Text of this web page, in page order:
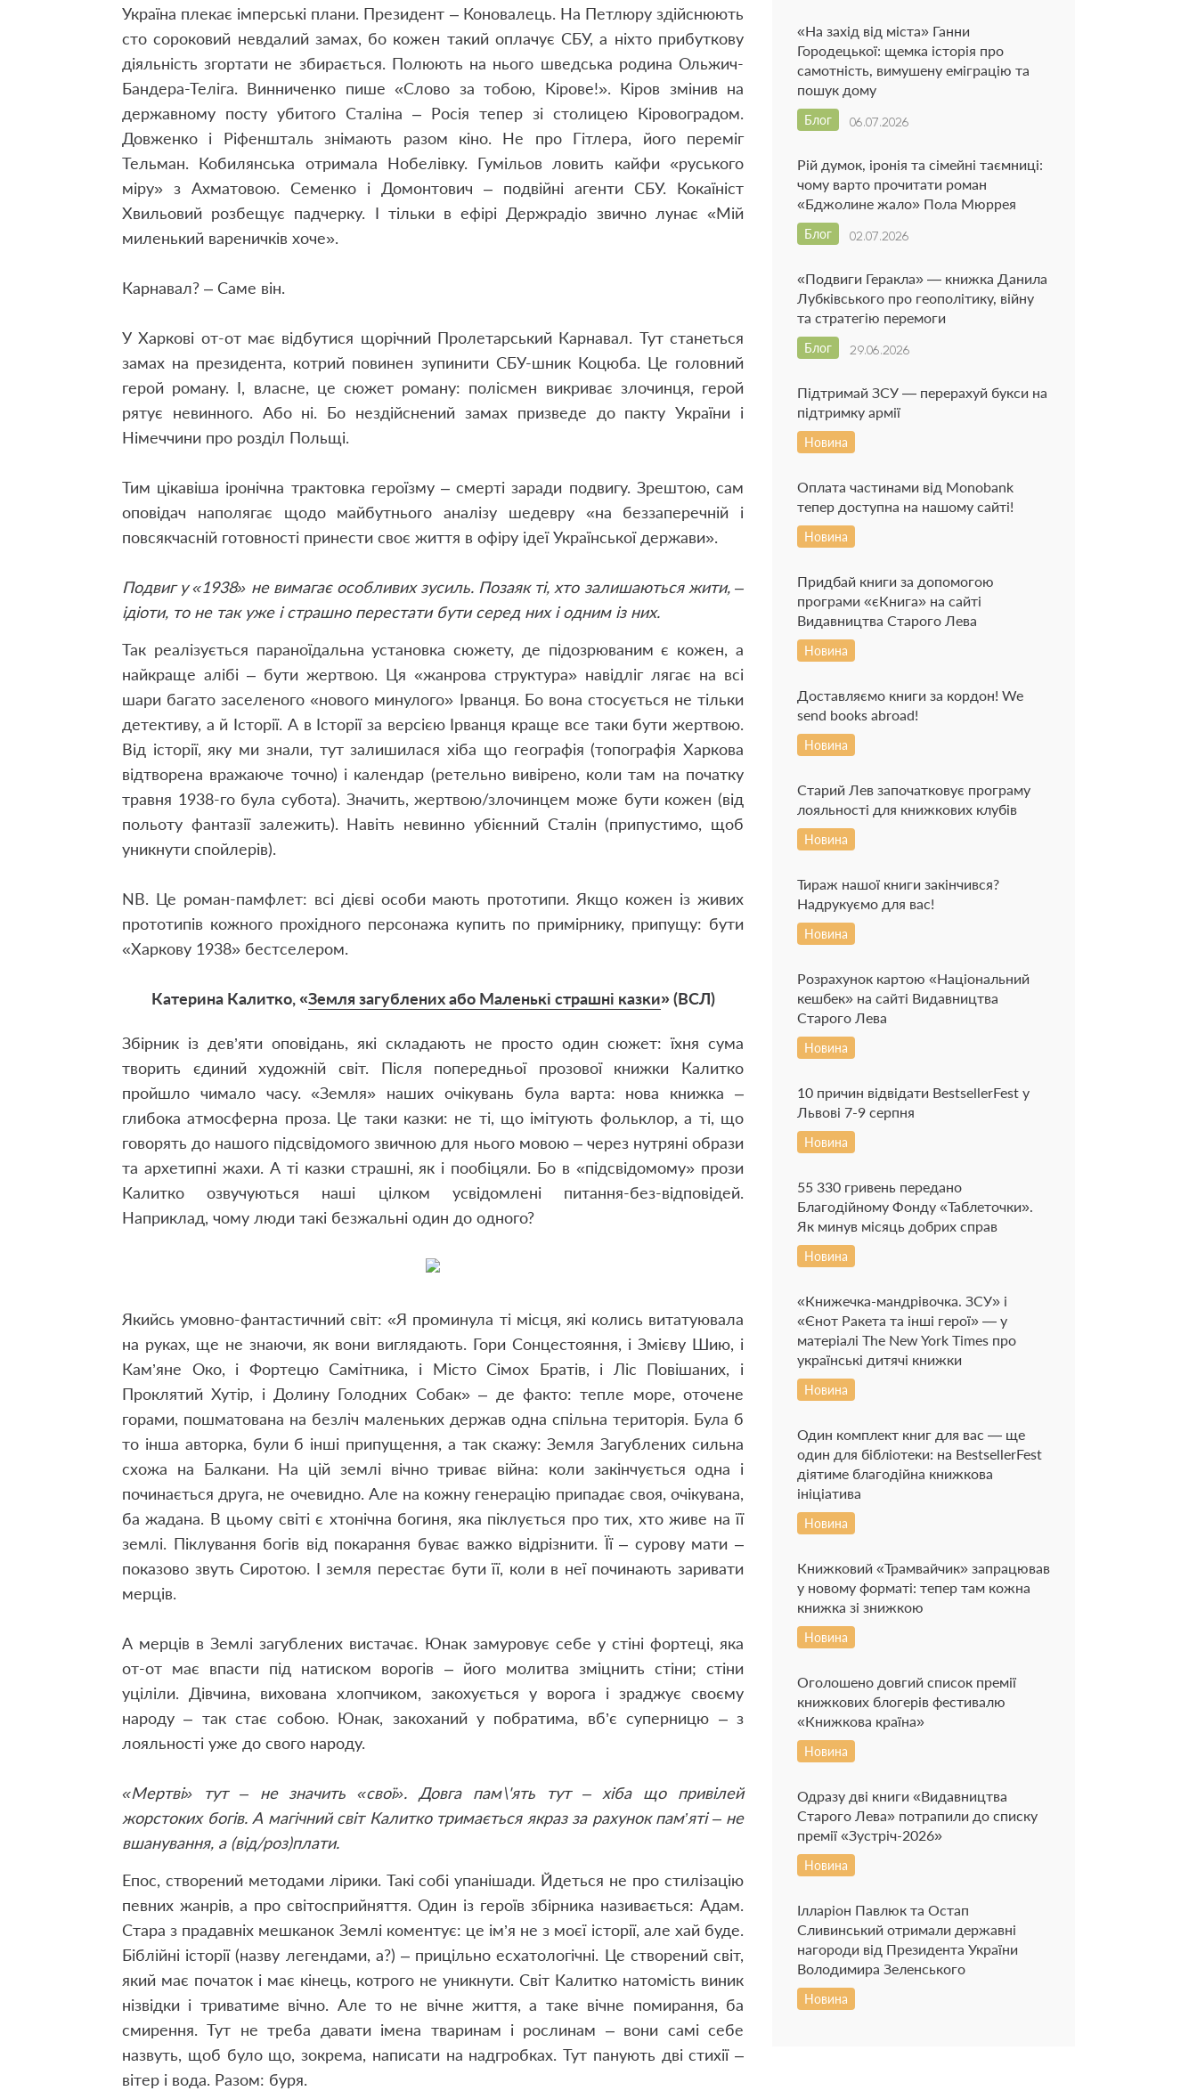
Україна плекає імперські плани. Президент – Коновалець. На Петлюру здійснюють
сто сороковий невдалий замах, бо кожен такий оплачує СБУ, а ніхто прибуткову
діяльність згортати не збирається. Полюють на нього шведська родина Ольжич-
Бандера-Теліга. Винниченко пише «Слово за тобою, Кірове!». Кіров змінив на
державному посту убитого Сталіна – Росія тепер зі столицею Кіровоградом.
Довженко і Ріфеншталь знімають разом кіно. Не про Гітлера, його переміг
Тельман. Кобилянська отримала Нобелівку. Гумільов ловить кайфи «руського
міру» з Ахматовою. Семенко і Домонтович – подвійні агенти СБУ. Кокаїніст
Хвильовий розбещує падчерку. І тільки в ефірі Держрадіо звично лунає «Мій
миленький вареничків хоче».
Карнавал? – Саме він.
У Харкові от-от має відбутися щорічний Пролетарський Карнавал. Тут станеться
замах на президента, котрий повинен зупинити СБУ-шник Коцюба. Це головний
герой роману. І, власне, це сюжет роману: полісмен викриває злочинця, герой
рятує невинного. Або ні. Бо нездійснений замах призведе до пакту України і
Німеччини про розділ Польщі.
Тим цікавіша іронічна трактовка героїзму – смерті заради подвигу. Зрештою, сам
оповідач наполягає щодо майбутнього аналізу шедевру «на беззаперечній і
повсякчасній готовності принести своє життя в офіру ідеї Української держави».
Подвиг у «1938» не вимагає особливих зусиль. Позаяк ті, хто залишаються жити, –
ідіоти, то не так уже і страшно перестати бути серед них і одним із них.
Так реалізується параноїдальна установка сюжету, де підозрюваним є кожен, а
найкраще алібі – бути жертвою. Ця «жанрова структура» навідліг лягає на всі
шари багато заселеного «нового минулого» Ірванця. Бо вона стосується не тільки
детективу, а й Історії. А в Історії за версією Ірванця краще все таки бути жертвою.
Від історії, яку ми знали, тут залишилася хіба що географія (топографія Харкова
відтворена вражаюче точно) і календар (ретельно вивірено, коли там на початку
травня 1938-го була субота). Значить, жертвою/злочинцем може бути кожен (від
польоту фантазії залежить). Навіть невинно убієнний Сталін (припустимо, щоб
уникнути спойлерів).
NB. Це роман-памфлет: всі дієві особи мають прототипи. Якщо кожен із живих
прототипів кожного прохідного персонажа купить по примірнику, припущу: бути
«Харкову 1938» бестселером.
Катерина Калитко, «Земля загублених або Маленькі страшні казки» (ВСЛ)
Збірник із дев’яти оповідань, які складають не просто один сюжет: їхня сума
творить єдиний художній світ. Після попередньої прозової книжки Калитко
пройшло чимало часу. «Земля» наших очікувань була варта: нова книжка –
глибока атмосферна проза. Це таки казки: не ті, що імітують фольклор, а ті, що
говорять до нашого підсвідомого звичною для нього мовою – через нутряні образи
та архетипні жахи. А ті казки страшні, як і пообіцяли. Бо в «підсвідомому» прози
Калитко озвучуються наші цілком усвідомлені питання-без-відповідей.
Наприклад, чому люди такі безжальні один до одного?
Якийсь умовно-фантастичний світ: «Я проминула ті місця, які колись витатуювала
на руках, ще не знаючи, як вони виглядають. Гори Сонцестояння, і Змієву Шию, і
Кам’яне Око, і Фортецю Самітника, і Місто Сімох Братів, і Ліс Повішаних, і
Проклятий Хутір, і Долину Голодних Собак» – де факто: тепле море, оточене
горами, пошматована на безліч маленьких держав одна спільна територія. Була б
то інша авторка, були б інші припущення, а так скажу: Земля Загублених сильна
схожа на Балкани. На цій землі вічно триває війна: коли закінчується одна і
починається друга, не очевидно. Але на кожну генерацію припадає своя, очікувана,
ба жадана. В цьому світі є хтонічна богиня, яка піклується про тих, хто живе на її
землі. Піклування богів від покарання буває важко відрізнити. Її – сурову мати –
показово звуть Сиротою. І земля перестає бути її, коли в неї починають заривати
мерців.
А мерців в Землі загублених вистачає. Юнак замуровує себе у стіні фортеці, яка
от-от має впасти під натиском ворогів – його молитва зміцнить стіни; стіни
уціліли. Дівчина, вихована хлопчиком, закохується у ворога і зраджує своєму
народу – так стає собою. Юнак, закоханий у побратима, вб’є суперницю – з
лояльності уже до свого народу.
«Мертві» тут – не значить «свої». Довга пам\'ять тут – хіба що привілей
жорстоких богів. А магічний світ Калитко тримається якраз за рахунок пам’яті – не
вшанування, а (від/роз)плати.
Епос, створений методами лірики. Такі собі упанішади. Йдеться не про стилізацію
певних жанрів, а про світосприйняття. Один із героїв збірника називається: Адам.
Стара з прадавніх мешканок Землі коментує: це ім’я не з моєї історії, але хай буде.
Біблійні історії (назву легендами, а?) – прицільно есхатологічні. Це створений світ,
який має початок і має кінець, котрого не уникнути. Світ Калитко натомість виник
нізвідки і триватиме вічно. Але то не вічне життя, а таке вічне помирання, ба
смирення. Тут не треба давати імена тваринам і рослинам – вони самі себе
назвуть, щоб було що, зокрема, написати на надгробках. Тут панують дві стихії –
вітер і вода. Разом: буря.
«На захід від міста» Ганни
Городецької: щемка історія про
самотність, вимушену еміграцію та
пошук дому
06.07.2026
Блог
Рій думок, іронія та сімейні таємниці:
чому варто прочитати роман
«Бджолине жало» Пола Мюррея
02.07.2026
Блог
«Подвиги Геракла» — книжка Данила
Лубківського про геополітику, війну
та стратегію перемоги
29.06.2026
Блог
Підтримай ЗСУ — перерахуй букси на
підтримку армії
Новина
Оплата частинами від Monobank
тепер доступна на нашому сайті!
Новина
Придбай книги за допомогою
програми «єКнига» на сайті
Видавництва Старого Лева
Новина
Доставляємо книги за кордон! We
send books abroad!
Новина
Старий Лев започатковує програму
лояльності для книжкових клубів
Новина
Тираж нашої книги закінчився?
Надрукуємо для вас!
Новина
Розрахунок картою «Національний
кешбек» на сайті Видавництва
Старого Лева
Новина
10 причин відвідати BestsellerFest у
Львові 7-9 серпня
Новина
55 330 гривень передано
Благодійному Фонду «Таблеточки».
Як минув місяць добрих справ
Новина
«Книжечка-мандрівочка. ЗСУ» і
«Єнот Ракета та інші герої» — у
матеріалі The New York Times про
українські дитячі книжки
Новина
Один комплект книг для вас — ще
один для бібліотеки: на BestsellerFest
діятиме благодійна книжкова
ініціатива
Новина
Книжковий «Трамвайчик» запрацював
у новому форматі: тепер там кожна
книжка зі знижкою
Новина
Оголошено довгий список премії
книжкових блогерів фестивалю
«Книжкова країна»
Новина
Одразу дві книги «Видавництва
Старого Лева» потрапили до списку
премії «Зустріч-2026»
Новина
Ілларіон Павлюк та Остап
Сливинський отримали державні
нагороди від Президента України
Володимира Зеленського
Новина